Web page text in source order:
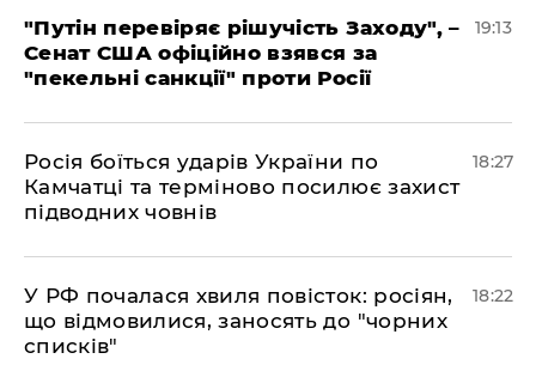
​"Путін перевіряє рішучість Заходу", –
Сенат США офіційно взявся за
"пекельні санкції" проти Росії
19:13
​Росія боїться ударів України по
Камчатці та терміново посилює захист
підводних човнів
18:27
​У РФ почалася хвиля повісток: росіян,
що відмовилися, заносять до "чорних
списків"
18:22